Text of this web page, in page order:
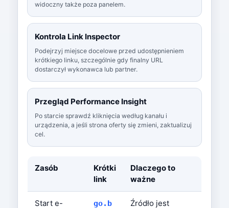
widoczny także poza panelem.
Kontrola Link Inspector
Podejrzyj miejsce docelowe przed udostępnieniem
krótkiego linku, szczególnie gdy finalny URL
dostarczył wykonawca lub partner.
Przegląd Performance Insight
Po starcie sprawdź kliknięcia według kanału i
urządzenia, a jeśli strona oferty się zmieni, zaktualizuj
cel.
Zasób
Krótki
link
Dlaczego to
ważne
Start e- go.b Źródło jest